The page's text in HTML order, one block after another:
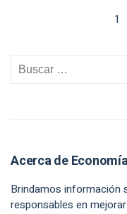
1
Acerca de
Brindamos información
responsables en